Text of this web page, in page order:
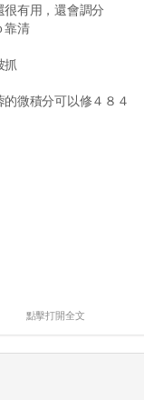
很有用，還會調分
靠清
抓
微積分可以修４８４
點擊打開全文